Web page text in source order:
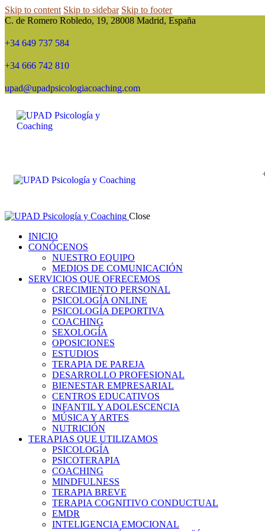
Skip to content Skip to sidebar Skip to footer
C. de Romero Robledo, 19, 28008 Madrid, España
+34 649 737 584
+34 666 742 810
upad@upadpsicologiacoaching.com
Close
INICIO
CONÓCENOS
NUESTRO EQUIPO
MEDIOS DE COMUNICACIÓN
SERVICIOS QUE OFRECEMOS
CRECIMIENTO PERSONAL
PSICOLOGÍA ONLINE
PSICOLOGÍA DEPORTIVA
COACHING
SEXOLOGÍA
OPOSICIONES
ESTUDIOS
TERAPIA DE PAREJA
DESARROLLO PROFESIONAL
BIENESTAR EMPRESARIAL
CENTROS EDUCATIVOS
INFANTIL Y ADOLESCENCIA
MÚSICA Y ARTES
NUTRICIÓN
TERAPIAS QUE UTILIZAMOS
PSICOLOGÍA
PSICOTERAPIA
COACHING
MINDFULNESS
TERAPIA BREVE
TERAPIA COGNITIVO CONDUCTUAL
EMDR
INTELIGENCIA EMOCIONAL